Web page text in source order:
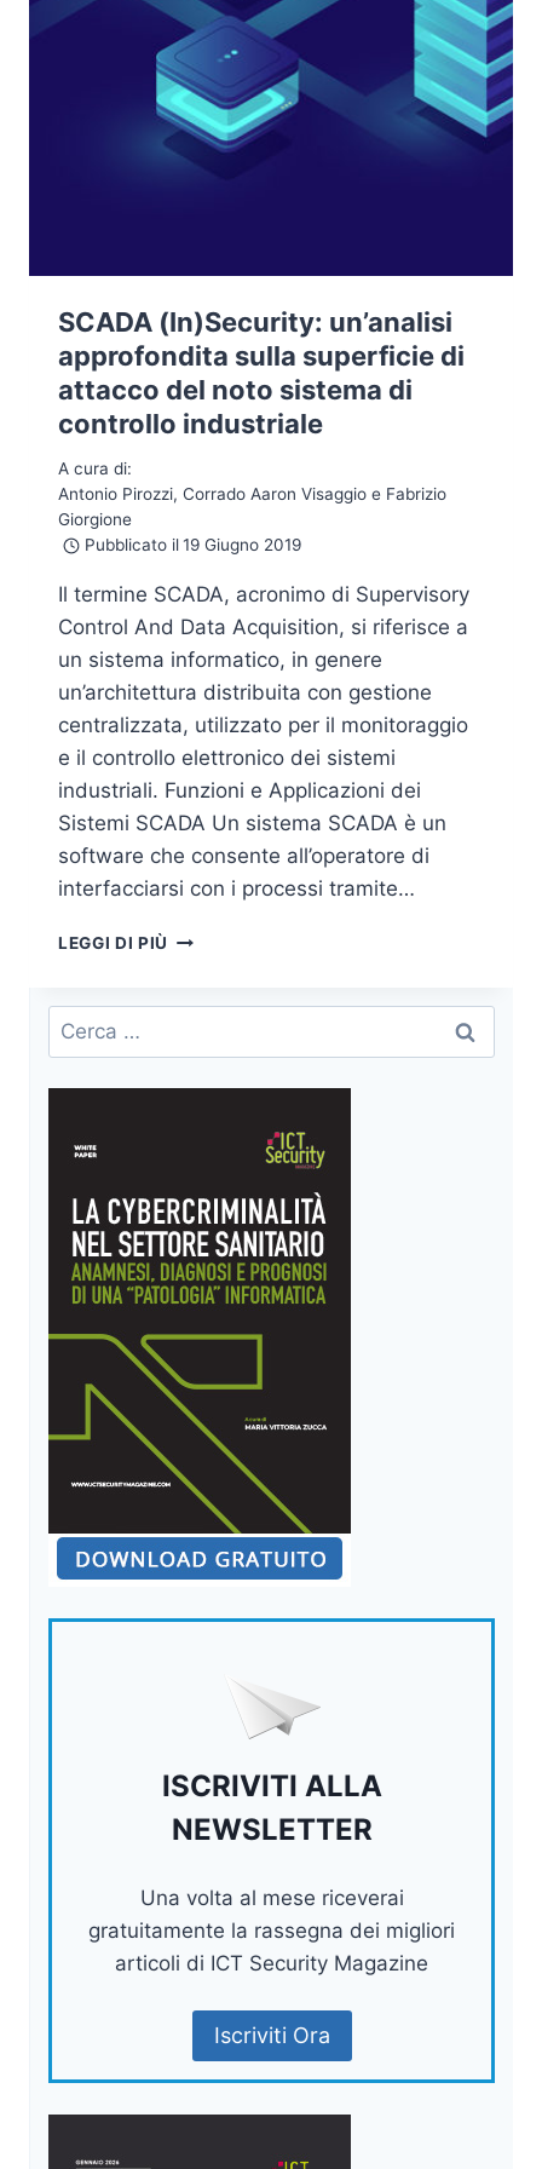
SCADA (In)Security: un’analisi
approfondita sulla superficie di
attacco del noto sistema di
controllo industriale
A cura di:
Antonio Pirozzi, Corrado Aaron Visaggio e Fabrizio
Giorgione
Pubblicato il 19 Giugno 2019
Il termine SCADA, acronimo di Supervisory
Control And Data Acquisition, si riferisce a
un sistema informatico, in genere
un’architettura distribuita con gestione
centralizzata, utilizzato per il monitoraggio
e il controllo elettronico dei sistemi
industriali. Funzioni e Applicazioni dei
Sistemi SCADA Un sistema SCADA è un
software che consente all’operatore di
interfacciarsi con i processi tramite…
LEGGI DI PIÙ SCADA
APPROFONDITA
SUPERFICIE
DI
DI
CONTROLLO
INDUSTRIALE
Ricerca
per:
ISCRIVITI ALLA
NEWSLETTER
Una volta al mese riceverai
gratuitamente la rassegna dei migliori
articoli di ICT Security Magazine
Iscriviti Ora